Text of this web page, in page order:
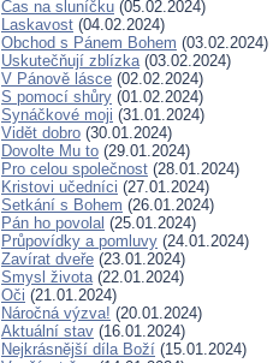
Čas na sluníčku (05.02.2024)
Laskavost (04.02.2024)
Obchod s Pánem Bohem (03.02.2024)
Uskutečňují zblízka(03.02.2024)
V Pánově lásce (02.02.2024)
S pomocí shůry (01.02.2024)
Synáčkové moji (31.01.2024)
Vidět dobro (30.01.2024)
Dovolte Mu to (29.01.2024)
Pro celou společnost (28.01.2024)
Kristovi učedníci (27.01.2024)
Setkání s Bohem (26.01.2024)
Pán ho povolal (25.01.2024)
Průpovídky a pomluvy (24.01.2024)
Zavírat dveře (23.01.2024)
Smysl života(22.01.2024)
Oči (21.01.2024)
Náročná výzva! (20.01.2024)
Aktuální stav (16.01.2024)
Nejkrásnější díla Boží (15.01.2024)